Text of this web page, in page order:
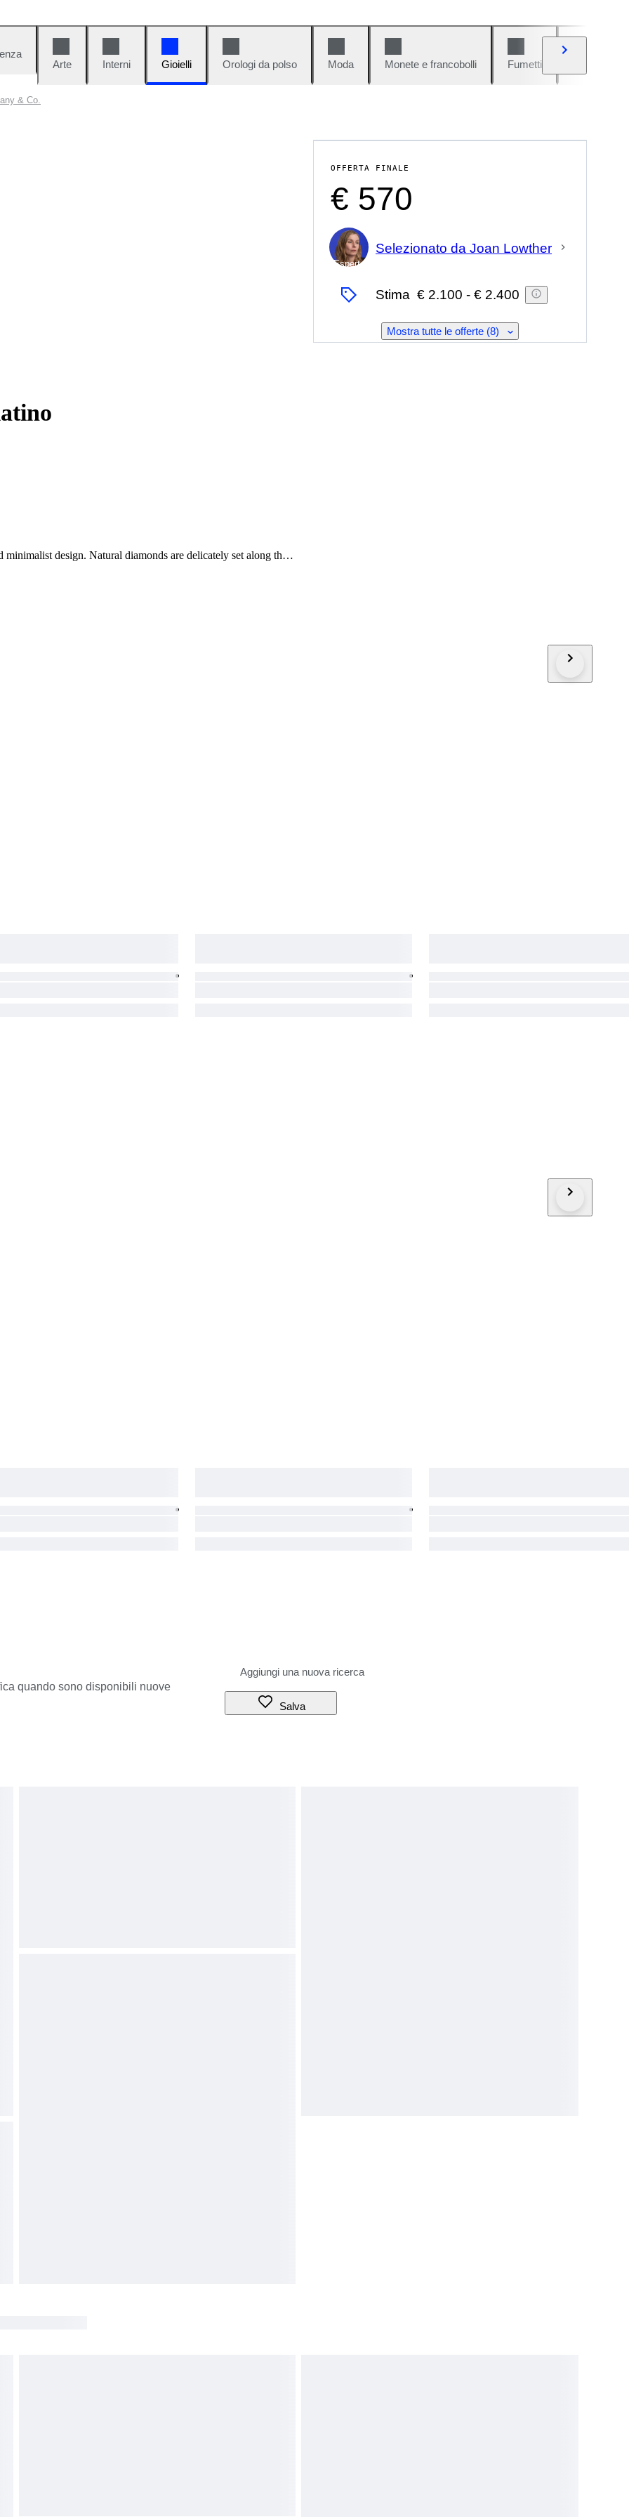
Arte
Interni Gioielli Orologi da polso Moda Monete e francobolli Fumetti
& Co.
design. Natural diamonds are delicately set along the
Its understated elegance makes it suitable for everyday
and classic style associated with Tiffany & Co.
OFFERTA FINALE
€ 570
Esperto
Selezionato da Joan Lowther
Stima € 2.100 - € 2.400
Mostra tutte le offerte (8)
quando sono disponibili nuove
Salva